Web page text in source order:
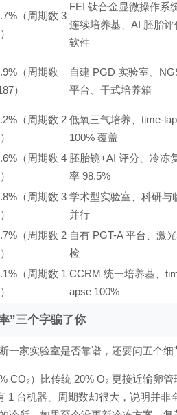
（周期数 3
FEI 钛合金显微操作系
连续培养基、AI 胚胎评
软件
（周期数
）
自建 PGD 实验室、
平台、干式培养箱
（周期数 2 低氧三气培养、time-
100% 覆盖
（周期数 4 胚胎镜+AI 评分、冷冻
率 98.5%
（周期数 3 学术型实验室、科研与
并行
（周期数 2 自有 PGT-A 平台、激
检
（周期数 1 CCRM 统一培养基、
apse 100%
”三个字骗了你
一家实验室是否靠谱，还要问五个细
CO₂）比传统 20% O₂ 更接近输卵
1 台机器、周期数却很大，说明并非